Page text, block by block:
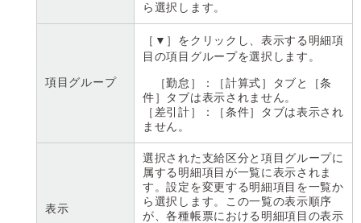
ら選択します。
項目グループ
［▼］をクリックし、表示する明細項
目の項目グループを選択します。
［勤怠］：［計算式］タブと［条
件］タブは表示されません。
［差引計］：［条件］タブは表示され
ません。
表示
選択された支給区分と項目グループに
属する明細項目が一覧に表示されま
す。設定を変更する明細項目を一覧か
ら選択します。この一覧の表示順序
が、各種帳票における明細項目の表示